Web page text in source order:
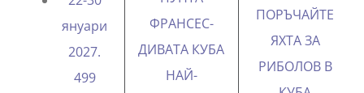
януари
2027.
499
ФРАНСЕС-
ДИВАТА КУБА
НАЙ-
ПОРЪЧАЙТЕ
ЯХТА ЗА
РИБОЛОВ В